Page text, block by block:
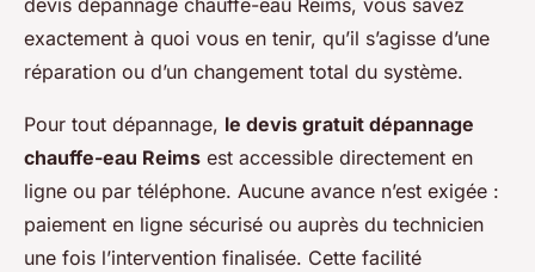
devis dépannage chauffe-eau Reims, vous savez
exactement à quoi vous en tenir, qu’il s’agisse d’une
réparation ou d’un changement total du système.
Pour tout dépannage, le devis gratuit dépannage
chauffe-eau Reims est accessible directement en
ligne ou par téléphone. Aucune avance n’est exigée :
paiement en ligne sécurisé ou auprès du technicien
une fois l’intervention finalisée. Cette facilité